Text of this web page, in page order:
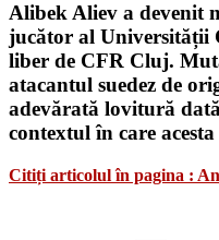
Alibek Aliev a devenit
jucător al Universității
liber de CFR Cluj.
atacantul suedez de
adevărată lovitură
contextul în care
Citiți articolul în pagina :